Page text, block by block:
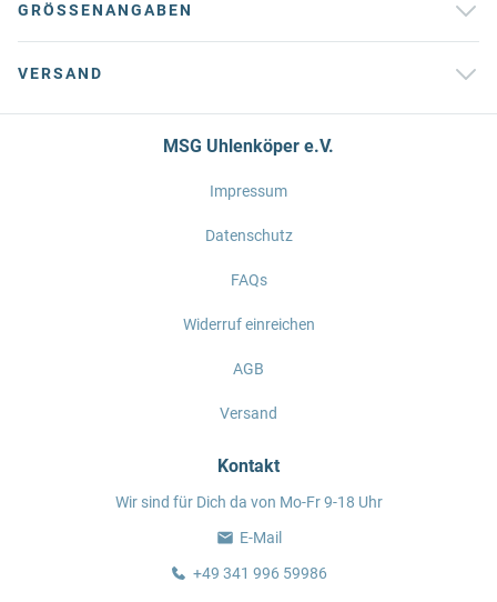
GRÖSSENANGABEN
VERSAND
MSG Uhlenköper e.V.
Impressum
Datenschutz
FAQs
Widerruf einreichen
AGB
Versand
Kontakt
Wir sind für Dich da von Mo-Fr 9-18 Uhr
E-Mail
+49 341 996 59986